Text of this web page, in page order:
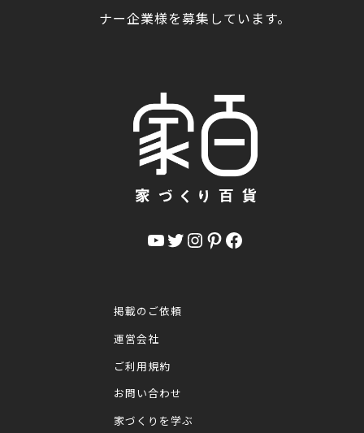
ナー企業様を募集しています。
YouTube Twitter InstagramPinterest Facebook
掲載のご依頼
運営会社
ご利用規約
お問い合わせ
家づくりを学ぶ